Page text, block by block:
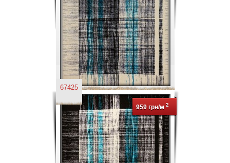
67425
959 грн/м 2